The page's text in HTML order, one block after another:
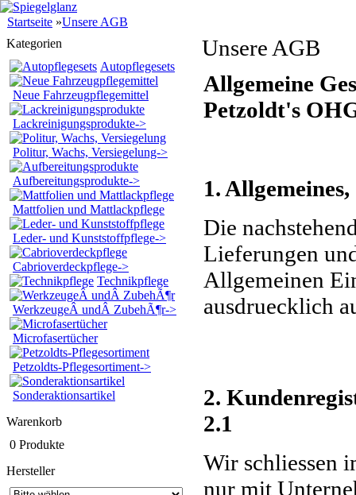
Startseite »Unsere AGB
Kategorien
Autopflegesets
Neue Fahrzeugpflegemittel
Lackreinigungsprodukte->
Politur, Wachs, Versiegelung->
Aufbereitungsprodukte->
Mattfolien und Mattlackpflege
Leder- und Kunststoffpflege->
Cabrioverdeckpflege->
Technikpflege
WerkzeugeÂ undÂ ZubehÃ¶r->
Microfasertücher
Petzoldts-Pflegesortiment->
Sonderaktionsartikel
Warenkorb
0 Produkte
Hersteller
Unsere AGB
Allgemeine
Petzoldt's
1.
Die
Lieferungen
Allgemeinen
ausdruecklich
2.
2.1
Wir schliessen
nur mit